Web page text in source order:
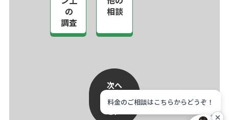
の
調査
相談
次へ
（質問
へ進
料金のご相談はこちらからどうぞ！